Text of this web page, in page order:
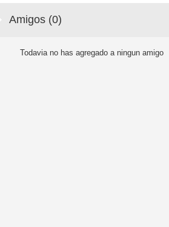
Amigos (0)
Todavia no has agregado a ningun amigo